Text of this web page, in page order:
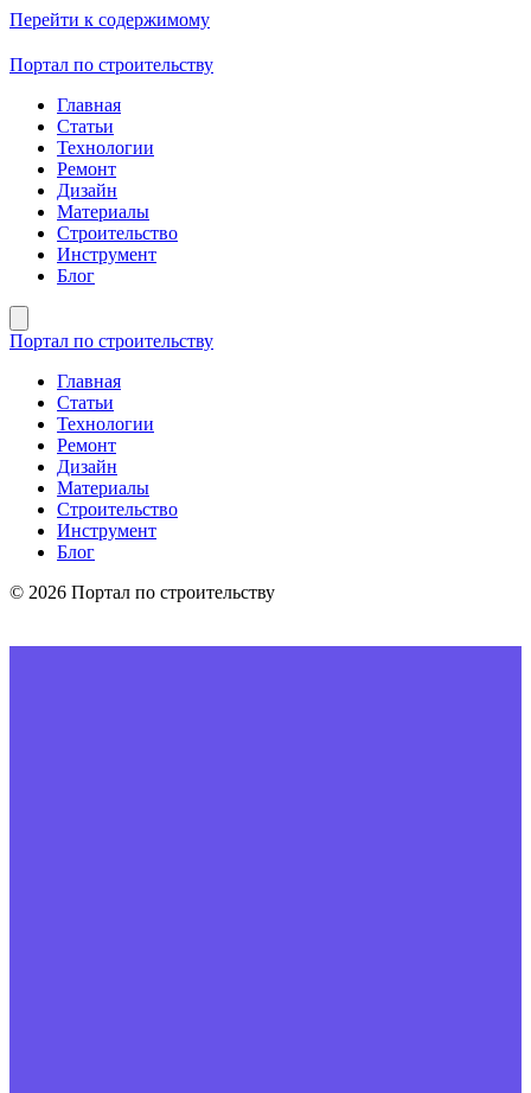
Перейти к содержимому
Портал по строительству
Главная
Статьи
Технологии
Ремонт
Дизайн
Материалы
Строительство
Инструмент
Блог
Портал по строительству
Главная
Статьи
Технологии
Ремонт
Дизайн
Материалы
Строительство
Инструмент
Блог
© 2026 Портал по строительству